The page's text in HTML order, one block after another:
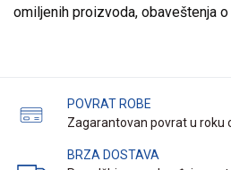
omiljenih proizvoda, obaveštenja
POVRAT ROBE
Zagarantovan povrat u roku
BRZA DOSTAVA